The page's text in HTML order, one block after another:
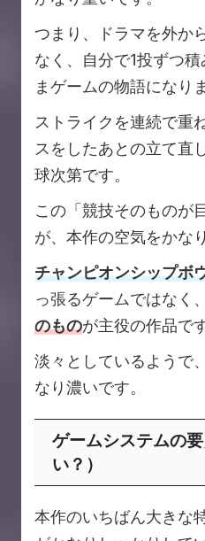
つまり、ドラマを外か
なく、自分で1投ずつ
まゲームの物語になり
ストライクを連続で重
スをしたあとの立て直
球次第です。
この「競技そのものが
が、本作の空気をかな
チャンピオンシップボ
っ張るゲームではなく、
のものが主役の作品です
淡々としているようで
なり濃いです。
ゲームシステムの
い？）
本作のいちばん大きな